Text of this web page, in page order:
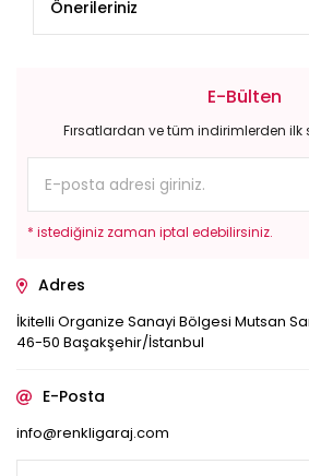
Önerileriniz
E-Bülten
Fırsatlardan ve tüm indirimlerden ilk
* istediğiniz zaman iptal edebilirsiniz.
Adres
İkitelli Organize Sanayi Bölgesi Mutsan
46-50 Başakşehir/İstanbul
E-Posta
info@renkligaraj.com